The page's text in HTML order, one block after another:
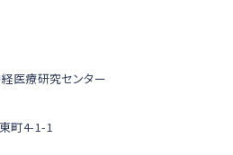
医療研究センター
町4-1-1